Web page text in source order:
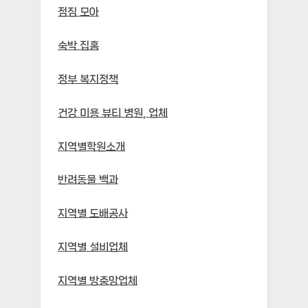
점짐 모아
숙박 집홈
정부 복지정책
건강 미용 뷰티 병원, 업체
지역별학원소개
반려동물 백과
지역별 도배공사
지역별 설비업체
지역별 방충망업체